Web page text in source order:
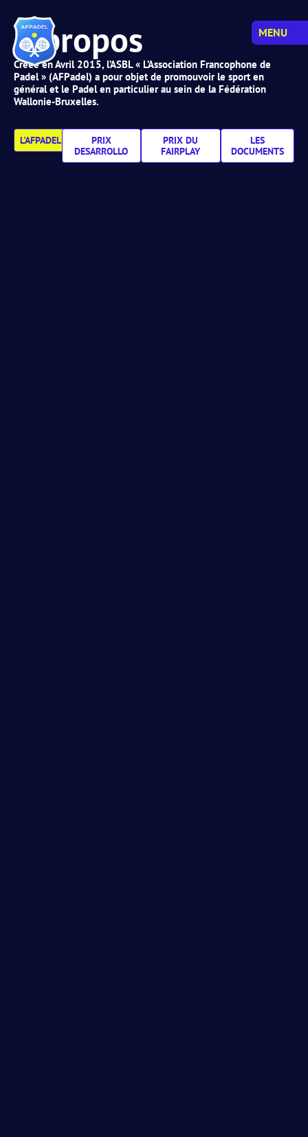
MENU
À propos
Créée en Avril 2015, l’ASBL « L’Association Francophone de
Padel » (AFPadel) a pour objet de promouvoir le sport en
général et le Padel en particulier au sein de la Fédération
Wallonie-Bruxelles.
L'AFPADEL
PRIX
DESARROLLO
PRIX DU
FAIRPLAY
LES
DOCUMENTS